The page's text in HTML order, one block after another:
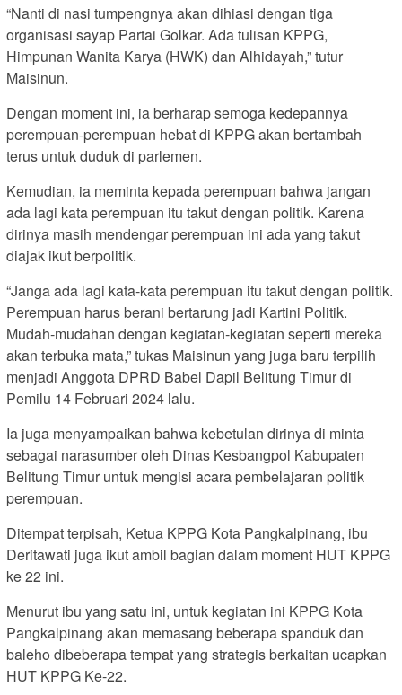
“Nanti di nasi tumpengnya akan dihiasi dengan tiga
organisasi sayap Partai Golkar. Ada tulisan KPPG,
Himpunan Wanita Karya (HWK) dan Alhidayah,” tutur
Maisinun.
Dengan moment ini, ia berharap semoga kedepannya
perempuan-perempuan hebat di KPPG akan bertambah
terus untuk duduk di parlemen.
Kemudian, ia meminta kepada perempuan bahwa jangan
ada lagi kata perempuan itu takut dengan politik. Karena
dirinya masih mendengar perempuan ini ada yang takut
diajak ikut berpolitik.
“Janga ada lagi kata-kata perempuan itu takut dengan politik.
Perempuan harus berani bertarung jadi Kartini Politik.
Mudah-mudahan dengan kegiatan-kegiatan seperti mereka
akan terbuka mata,” tukas Maisinun yang juga baru terpilih
menjadi Anggota DPRD Babel Dapil Belitung Timur di
Pemilu 14 Februari 2024 lalu.
Ia juga menyampaikan bahwa kebetulan dirinya di minta
sebagai narasumber oleh Dinas Kesbangpol Kabupaten
Belitung Timur untuk mengisi acara pembelajaran politik
perempuan.
Ditempat terpisah, Ketua KPPG Kota Pangkalpinang, ibu
Deritawati juga ikut ambil bagian dalam moment HUT KPPG
ke 22 ini.
Menurut ibu yang satu ini, untuk kegiatan ini KPPG Kota
Pangkalpinang akan memasang beberapa spanduk dan
baleho dibeberapa tempat yang strategis berkaitan ucapkan
HUT KPPG Ke-22.